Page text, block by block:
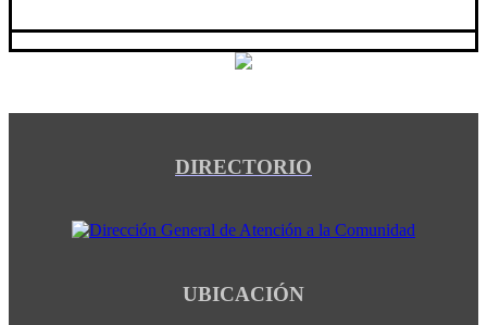
DIRECTORIO
UBICACIÓN